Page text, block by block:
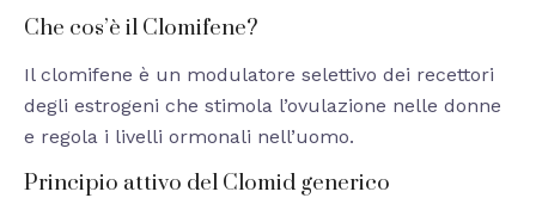
Che cos’è il Clomifene?
Il clomifene è un modulatore selettivo dei recettori
degli estrogeni che stimola l’ovulazione nelle donne
e regola i livelli ormonali nell’uomo.
Principio attivo del Clomid generico